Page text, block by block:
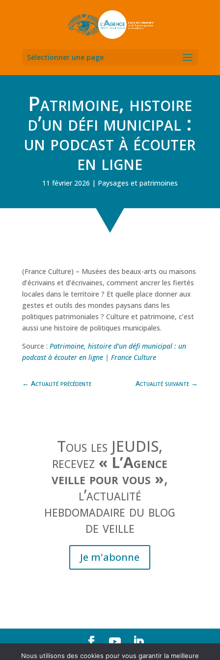
Sélectionner une page
Patrimoine, histoire
d’un défi municipal :
un podcast à écouter
en ligne
11 février 2026 Paysages et patrimoines
(France Culture) – Musées des beaux-arts ou maisons
d’écrivains et d’écrivaines, comment ancrer les fiertés
locales dans le territoire ? Et quelle place donner aux
gestes et outils des mondes paysans dans les
politiques patrimoniales ? Culture et patrimoine, c’est
aussi une histoire de politiques municipales.
Source : Patrimoine, histoire d’un défi municipal : un
podcast à écouter en ligne | France Culture
← Actualité précédente Actualité suivante →
Tous les JEUDIS,
recevez « L’Agence
veille pour vous »,
l’actualité
hebdomadaire du blog
de veille
Je m'abonne
Contact|Mentions légales
Nous utilisons des cookies pour vous garantir la meilleure